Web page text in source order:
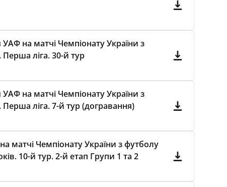
на матчі Чемпіонату України з
ліга. 30-й тур
на матчі Чемпіонату України з
ліга. 7-й тур (догравання)
матчі Чемпіонату України з футболу
10-й тур. 2-й етап Групи 1 та 2